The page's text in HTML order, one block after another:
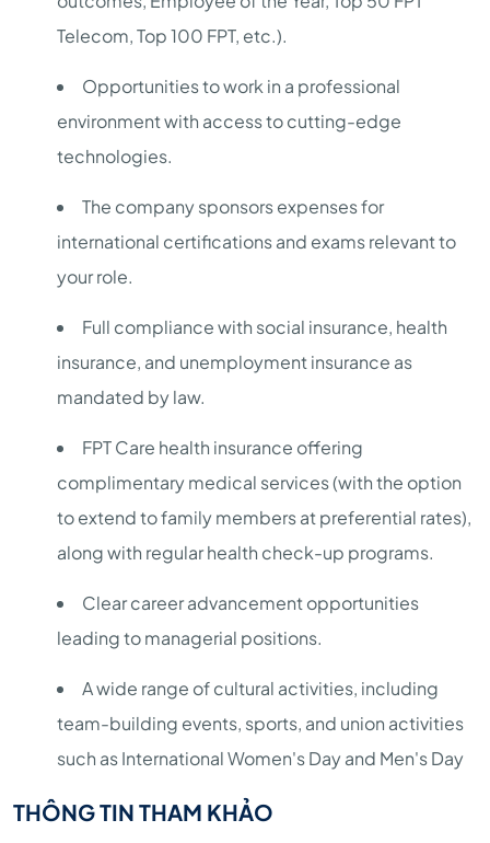
Telecom, Top 100 FPT, etc.).
Opportunities to work in a professional
environment with access to cutting-edge
technologies.
The company sponsors expenses for
international certifications and exams relevant to
your role.
Full compliance with social insurance, health
insurance, and unemployment insurance as
mandated by law.
FPT Care health insurance offering
complimentary medical services (with the option
to extend to family members at preferential rates),
along with regular health check-up programs.
Clear career advancement opportunities
leading to managerial positions.
A wide range of cultural activities, including
team-building events, sports, and union activities
such as International Women's Day and Men's Day
THÔNG TIN THAM KHẢO